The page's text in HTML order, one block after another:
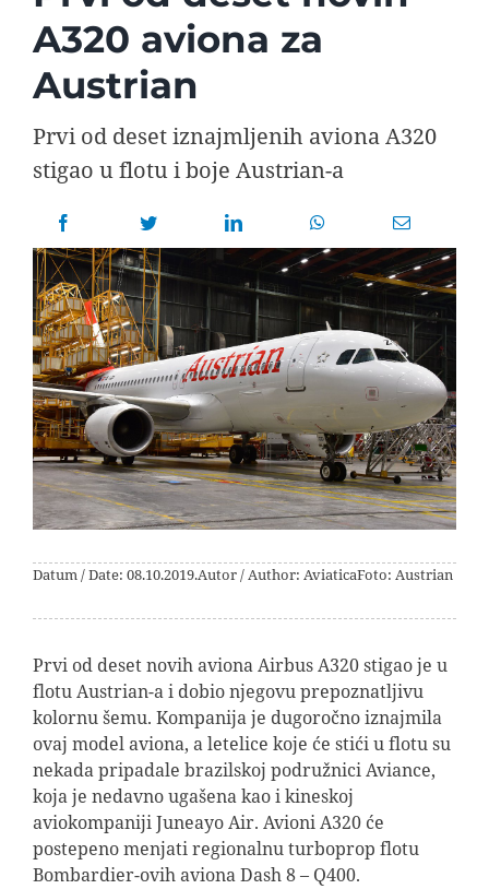
SPECIJAL
FOTO PRIČA
TEMA
AGENT
Search
for:
A320 aviona za
Austrian
Prvi od deset iznajmljenih aviona A320
stigao u flotu i boje Austrian-a
Datum / Date: 08.10.2019.Autor / Author: AviaticaFoto: Austrian
Prvi od deset novih aviona Airbus A320 stigao je u
flotu Austrian-a i dobio njegovu prepoznatljivu
kolornu šemu. Kompanija je dugoročno iznajmila
ovaj model aviona, a letelice koje će stići u flotu su
nekada pripadale brazilskoj podružnici Aviance,
koja je nedavno ugašena kao i kineskoj
aviokompaniji Juneayo Air. Avioni A320 će
postepeno menjati regionalnu turboprop flotu
Bombardier-ovih aviona Dash 8 – Q400.